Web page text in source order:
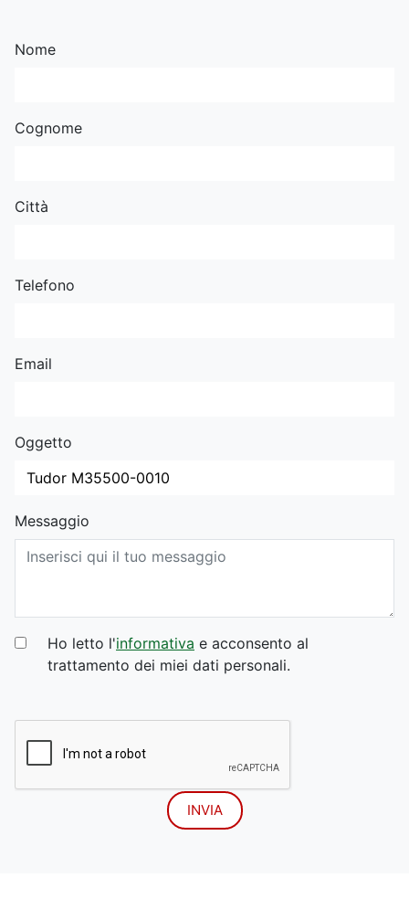
Nome
Cognome
Città
Telefono
Email
Oggetto
Messaggio
Ho letto l'informativa e acconsento al
trattamento dei miei dati personali.